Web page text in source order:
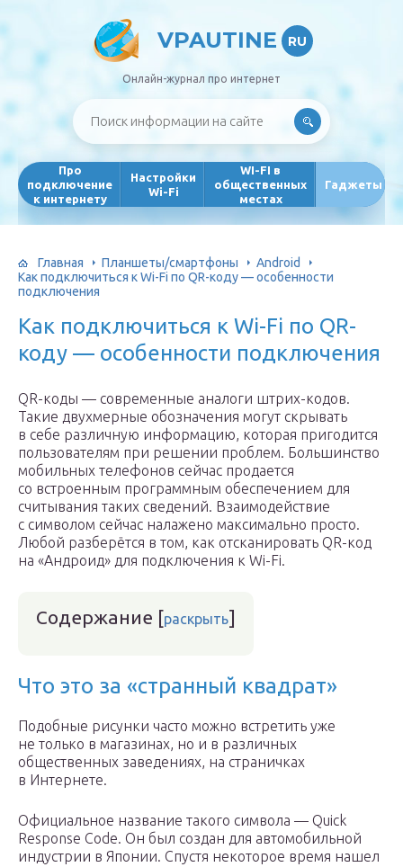
VPAUTINE RU
Онлайн-журнал про интернет
Про
подключение
к интернету
Настройки
Wi-Fi
WI-FI в
общественных
местах
Гаджеты
Главная Планшеты/смартфоны
Android
Как подключиться к Wi-Fi по QR-коду — особенности
подключения
Как подключиться к Wi-Fi по QR-
коду — особенности подключения
QR-коды — современные аналоги штрих-кодов.
Такие двухмерные обозначения могут скрывать
в себе различную информацию, которая пригодится
пользователям при решении проблем. Большинство
мобильных телефонов сейчас продается
со встроенным программным обеспечением для
считывания таких сведений. Взаимодействие
с символом сейчас налажено максимально просто.
Любой разберётся в том, как отсканировать QR-код
на «Андроид» для подключения к Wi-Fi.
Содержание [раскрыть]
Что это за «странный квадрат»
Подобные рисунки часто можно встретить уже
не только в магазинах, но и в различных
общественных заведениях, на страничках
в Интернете.
Официальное название такого символа — Quick
Response Code. Он был создан для автомобильной
индустрии в Японии. Спустя некоторое время нашел